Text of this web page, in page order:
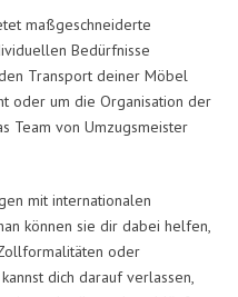
maßgeschneiderte
Bedürfnisse
Transport deiner Möbel
oder um die Organisation der
Team von Umzugsmeister
mit internationalen
können sie dir dabei helfen,
oder
dich darauf verlassen,